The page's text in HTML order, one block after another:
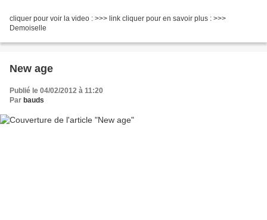
cliquer pour voir la video : >>> link cliquer pour en savoir plus : >>>
Demoiselle
New age
Publié le 04/02/2012 à 11:20
Par bauds